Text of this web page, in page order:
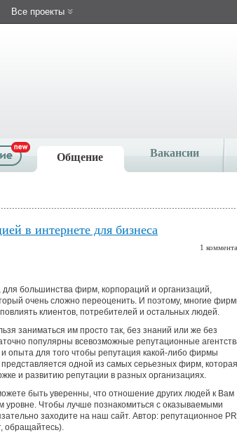
Все проекты
Общение Вакансии
в интернете для бизнеса
1
для большинства фирм, корпораций и организаций,
очень сложно переоценить. И поэтому, многие
клиентов, потребителей и остальных людей.
заниматься им просто так, без знаний или же без
популярны всевозможные репутационные
опыта для того чтобы репутация какой-либо фирмы
одной из самых серьезных фирм, которая
и развитию репутации в разных организациях.
быть уверенны, что отношение других людей к Вам
уровне. Чтобы лучше познакомиться с оказываемыми
заходите на наш сайт. Автор: репутационное PR
обращайтесь).